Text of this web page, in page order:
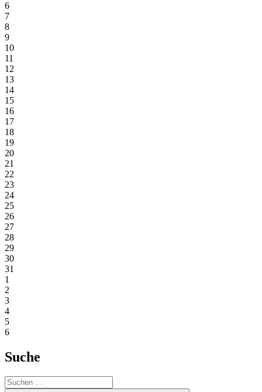
6
7
8
9
10
11
12
13
14
15
16
17
18
19
20
21
22
23
24
25
26
27
28
29
30
31
1
2
3
4
5
6
Suche
Suchen